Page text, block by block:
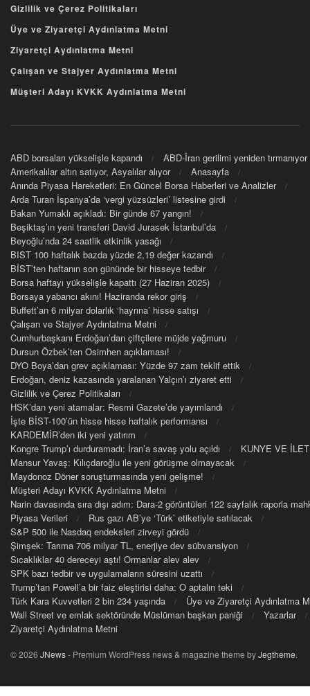
Gizlilik ve Çerez Politikaları
Üye ve Ziyaretçi Aydınlatma Metni
Ziyaretçi Aydınlatma Metni
Çalışan ve Stajyer Aydınlatma Metni
Müşteri Adayı KVKK Aydınlatma Metni
ABD borsaları yükselişle kapandı
ABD-İran gerilimi yeniden tırmanıyor
Amerikalılar altın satıyor, Asyalılar alıyor
Anasayfa
Anında Piyasa Hareketleri: En Güncel Borsa Haberleri ve Analizler
Arda Turan İspanya’da ‘vergi yüzsüzleri’ listesine girdi
Bakan Yumaklı açıkladı: Bir günde 67 yangın!
Beşiktaş’ın yeni transferi David Jurasek İstanbul’da
Beyoğlu’nda 24 saatlik etkinlik yasağı
BIST 100 haftalık bazda yüzde 2,19 değer kazandı
BİST’ten haftanın son gününde bir hisseye tedbir
Borsa haftayı yükselişle kapattı (27 Haziran 2025)
Borsaya yabancı akını! Haziranda rekor giriş
Buffett’an 6 milyar dolarlık ‘hayrına’ hisse satışı
Çalışan ve Stajyer Aydınlatma Metni
Cumhurbaşkanı Erdoğan’dan çiftçilere müjde yağmuru
Dursun Özbek’ten Osimhen açıklaması!
DYO Boya’dan grev açıklaması: Yüzde 97 zam teklif ettik
Erdoğan, deniz kazasında yaralanan Yalçın’ı ziyaret etti
Gizlilik ve Çerez Politikaları
HSK’dan yeni atamalar: Resmi Gazete’de yayımlandı
İşte BİST-100’ün hisse hisse haftalık performansı
KARDEMİR’den iki yeni yatırım
Kongre Trump’ı durduramadı: İran’a savaş yolu açıldı
KUNYE VE
Mansur Yavaş: Kılıçdaroğlu ile yeni görüşme olmayacak
Maydonoz Döner soruşturmasında yeni gelişme!
Müşteri Adayı KVKK Aydınlatma Metni
Narin davasında sıra dışı adım: Dara-2 görüntüleri 122 sayfalık raporla
Piyasa Verileri
Rus gazı AB’ye ‘Türk’ etiketiyle satılacak
S&P 500 ile Nasdaq endeksleri zirveyi gördü
Şimşek: Tarıma 706 milyar TL, enerjiye dev sübvansiyon
Sıcaklıklar 40 dereceyi aştı! Ormanlar alev alev
SPK bazı tedbir ve uygulamaların süresini uzattı
Trump’tan Powell’a bir faiz eleştirisi daha: O aptalın teki
Türk Kara Kuvvetleri 2 bin 234 yaşında
Üye ve Ziyaretçi Aydınlatma
Wall Street ve emlak sektöründe Müslüman başkan paniği
Yazarlar
Ziyaretçi Aydınlatma Metni
© 2026 JNews- Premium WordPress news & magazine theme byJegtheme.